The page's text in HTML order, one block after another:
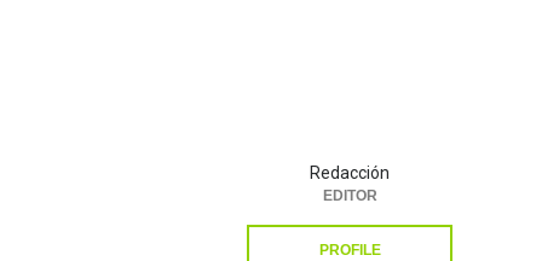
Redacción
EDITOR
PROFILE